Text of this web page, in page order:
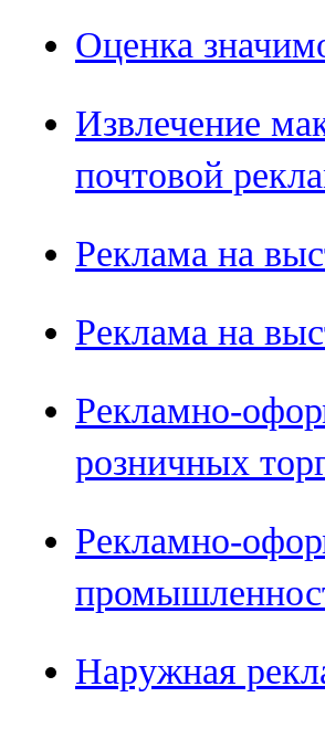
Оценка
Извлечение
почтовой
Реклама на
Реклама на
Рекламно-
розничных
Рекламно-
Наружная